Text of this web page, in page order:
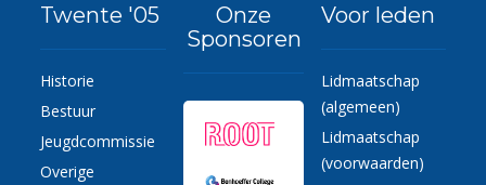
Twente '05
Historie
Bestuur
Jeugdcommissie
Overige
Onze
Sponsoren
Voor leden
Lidmaatschap
(algemeen)
Lidmaatschap
(voorwaarden)